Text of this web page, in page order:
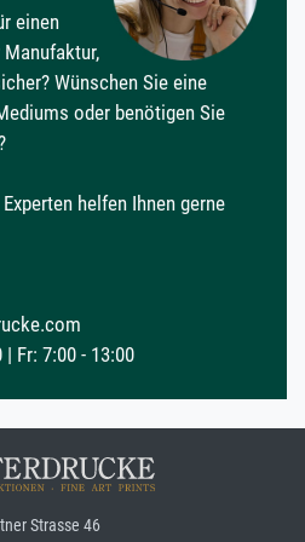
einen
Wünschen Sie eine
oder benötigen Sie
helfen Ihnen gerne
Fr: 7:00 - 13:00
Strasse 46